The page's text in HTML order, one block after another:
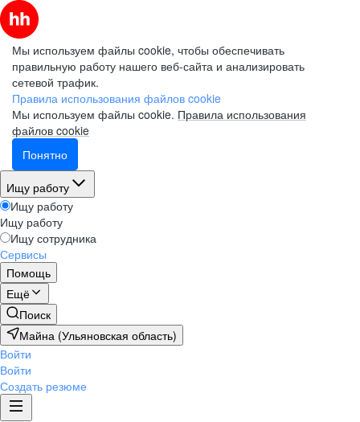
Мы используем файлы cookie, чтобы обеспечивать
правильную работу нашего веб-сайта и анализировать
сетевой трафик.
Правила использования файлов cookie
Мы используем файлы cookie. Правила использования
файлов cookie
Понятно
Ищу работу
Ищу работу
Ищу работу
Ищу сотрудника
Сервисы
Помощь
Ещё
Поиск
Майна (Ульяновская область)
Войти
Войти
Создать резюме